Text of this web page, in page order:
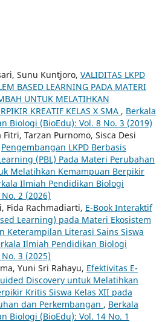
Sunu Kuntjoro, VALIDITAS LKPD
BASED LEARNING PADA MATERI
UNTUK MELATIHKAN
KREATIF KELAS X SMA , Berkala
Biologi (BioEdu): Vol. 8 No. 3 (2019)
Tarzan Purnomo, Sisca Desi
Pengembangan LKPD Berbasis
(PBL) Pada Materi Perubahan
Melatihkan Kemampuan Berpikir
Ilmiah Pendidikan Biologi
2 (2026)
Fida Rachmadiarti, E-Book Interaktif
Learning) pada Materi Ekosistem
Keterampilan Literasi Sains Siswa
Ilmiah Pendidikan Biologi
3 (2025)
Yuni Sri Rahayu, Efektivitas E-
Discovery untuk Melatihkan
Kritis Siswa Kelas XII pada
dan Perkembangan , Berkala
Biologi (BioEdu): Vol. 14 No. 1